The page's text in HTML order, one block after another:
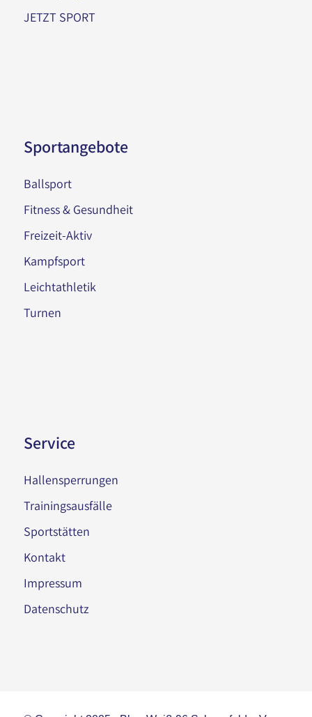
JETZT SPORT
Sportangebote
Ballsport
Fitness & Gesundheit
Freizeit-Aktiv
Kampfsport
Leichtathletik
Turnen
Service
Hallensperrungen
Trainingsausfälle
Sportstätten
Kontakt
Impressum
Datenschutz